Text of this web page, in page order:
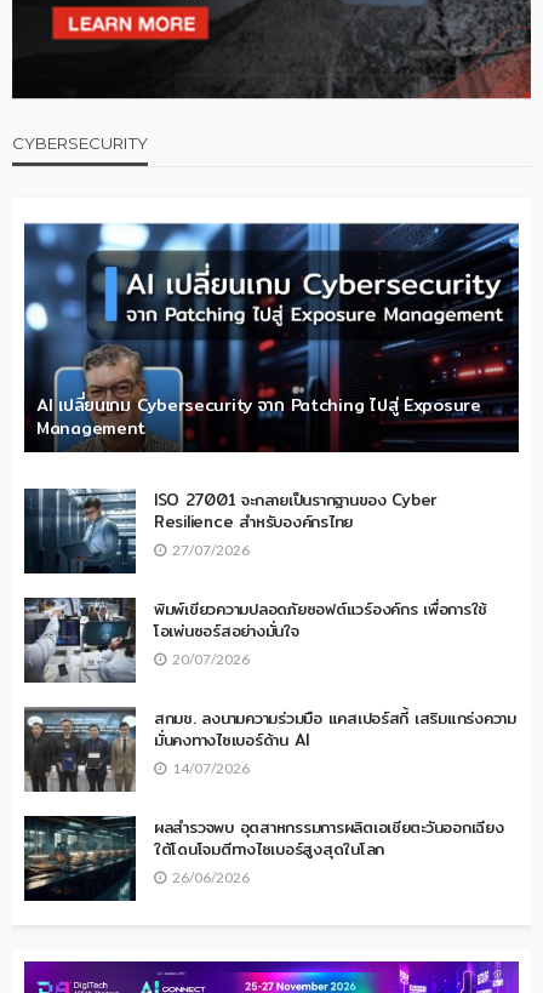
CYBERSECURITY
AI เปลี่ยนเกม Cybersecurity จาก Patching ไปสู่ Exposure
Management
ISO 27001 จะกลายเป็นรากฐานของ Cyber
Resilience สำหรับองค์กรไทย
27/07/2026
พิมพ์เขียวความปลอดภัยซอฟต์แวร์องค์กร เพื่อการใช้
โอเพ่นซอร์สอย่างมั่นใจ
20/07/2026
สกมช. ลงนามความร่วมมือ แคสเปอร์สกี้ เสริมแกร่งความ
มั่นคงทางไซเบอร์ด้าน AI
14/07/2026
ผลสำรวจพบ อุตสาหกรรมการผลิตเอเชียตะวันออกเฉียง
ใต้โดนโจมตีทางไซเบอร์สูงสุดในโลก
26/06/2026